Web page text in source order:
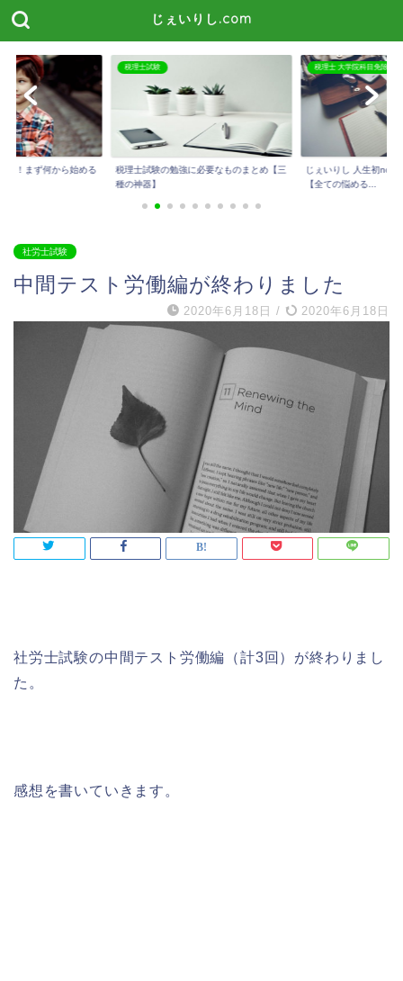
じぇいりし.com
い！まず何から始める
税理士試験
税理士試験の勉強に必要なものまとめ【三
種の神器】
税理士 大学院科目免除
じぇいりし 人生初note
【全ての悩める...
社労士試験
中間テスト労働編が終わりました
2020年6月18日 / 2020年6月18日
社労士試験の中間テスト労働編（計3回）が終わりまし
た。
感想を書いていきます。